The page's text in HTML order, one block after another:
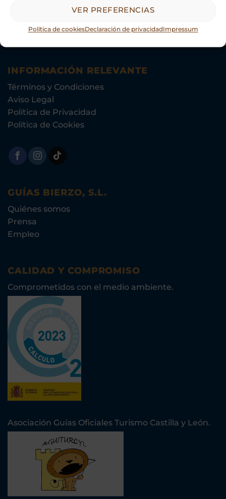
VER PREFERENCIAS
Política de cookiesDeclaración de privacidadImpressum
INFORMACIÓN RELEVANTE
Términos y Condiciones
Aviso Legal
Política de Privacidad
Política de Cookies
GUÍAS BIERZO, S.L.
Quiénes somos
Prensa
Empleo
CALIDAD Y COMPROMISO
Comprometidos con el medio ambiente.
Asociación Guías Oficiales Turismo Castilla y León.